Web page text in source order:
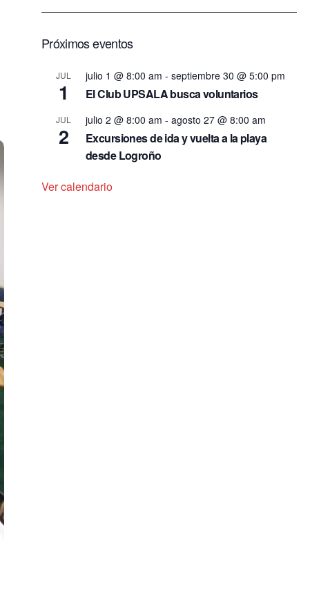
Próximos eventos
JUL
1
julio 1 @ 8:00 am - septiembre 30 @ 5:00 pm
El Club UPSALA busca voluntarios
JUL
2
julio 2 @ 8:00 am - agosto 27 @ 8:00 am
Excursiones de ida y vuelta a la playa
desde Logroño
Ver calendario